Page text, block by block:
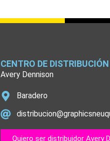
CENTRO DE DISTRIBUCIÓN
Avery Dennison
Baradero
Quiero ser distribuidor Avery